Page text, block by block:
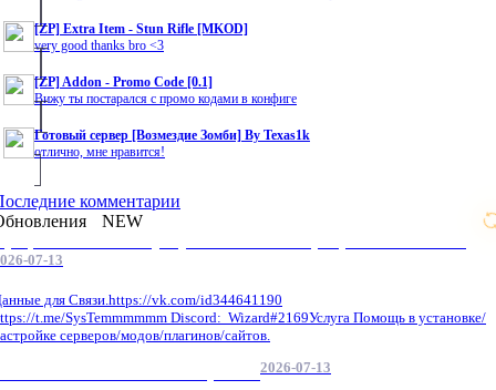
[ZP] Extra Item - Stun Rifle [MKOD]
very good thanks bro <3
[ZP] Addon - Promo Code [0.1]
Вижу ты постарался с промо кодами в конфиге
Готовый сервер [Возмездие Зомби] By Texas1k
отлично, мне нравится!
комментарии
NEW
07-13
для Связи.https://vk.com/id344641190
t.me/SysTemmmmmm Discord: Wizard#2169Услуга Помощь в установке/
серверов/модов/плагинов/сайтов.
2026-07-13